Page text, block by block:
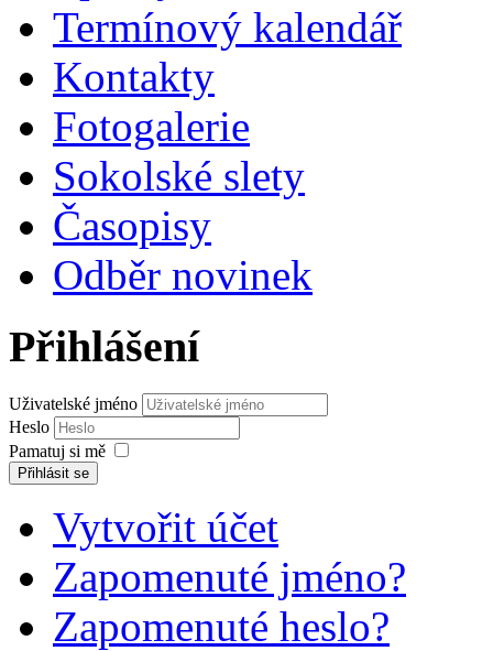
Termínový kalendář
Kontakty
Fotogalerie
Sokolské slety
Časopisy
Odběr novinek
Přihlášení
Uživatelské jméno
Heslo
Pamatuj si mě
Přihlásit se
Vytvořit účet
Zapomenuté jméno?
Zapomenuté heslo?